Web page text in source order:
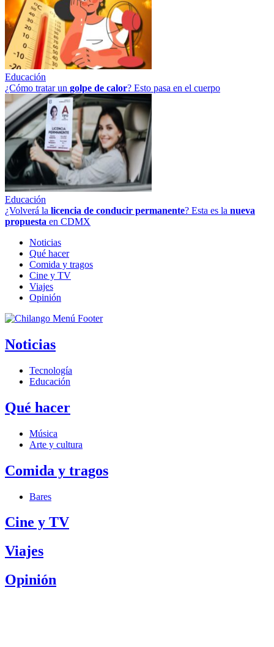
Educación
¿Cómo tratar un golpe de calor? Esto pasa en el cuerpo
Educación
¿Volverá la licencia de conducir permanente? Esta es la nueva
propuesta en CDMX
Noticias
Qué hacer
Comida y tragos
Cine y TV
Viajes
Opinión
Noticias
Tecnología
Educación
Qué hacer
Música
Arte y cultura
Comida y tragos
Bares
Cine y TV
Viajes
Opinión